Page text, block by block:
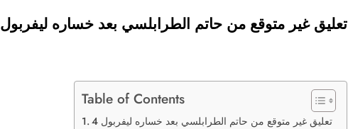
تعليق غير متوقع من حاتم الطرابلسي بعد خساره ليفربول 4
Table of Contents
تعليق غير متوقع من حاتم الطرابلسي بعد خساره ليفربول 4